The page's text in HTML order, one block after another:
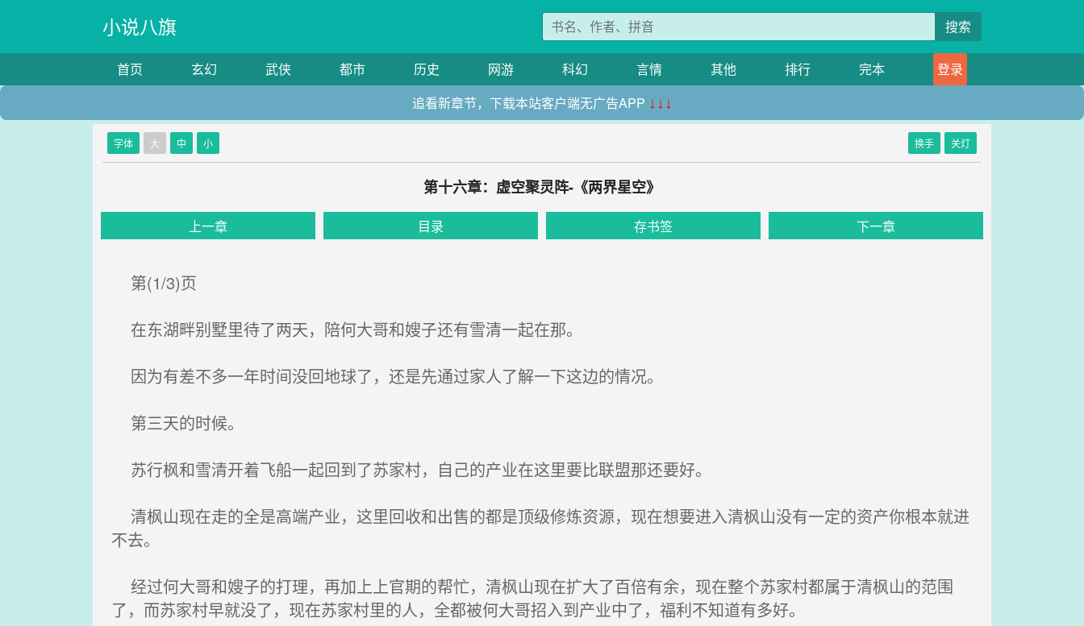
小说八旗 搜索
首页 玄幻 武侠 都市 历史 网游 科幻 言情 其他 排行 完本
登录
追看新章节，下载本站客户端无广告APP ↓↓↓
字体 大 中 小 换手 关灯
第十六章：虚空聚灵阵-《两界星空》
上一章 目录 存书签 下一章
第(1/3)页
在东湖畔别墅里待了两天，陪何大哥和嫂子还有雪清一起在那。
因为有差不多一年时间没回地球了，还是先通过家人了解一下这边的情况。
第三天的时候。
苏行枫和雪清开着飞船一起回到了苏家村，自己的产业在这里要比联盟那还要好。
清枫山现在走的全是高端产业，这里回收和出售的都是顶级修炼资源，现在想要进入清枫山没有一定的资产你根本就进
不去。
经过何大哥和嫂子的打理，再加上上官期的帮忙，清枫山现在扩大了百倍有余，现在整个苏家村都属于清枫山的范围
了，而苏家村早就没了，现在苏家村里的人，全都被何大哥招入到产业中了，福利不知道有多好。